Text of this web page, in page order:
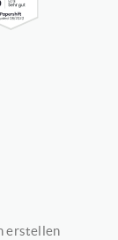
erstellen